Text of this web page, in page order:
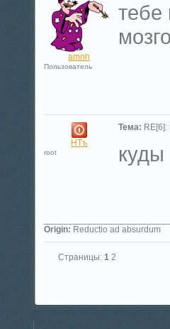
amnh
Пользователь
тебе
НТъ
root
Тема:
Origin: Reductio ad absurdum
Страницы: 1 2